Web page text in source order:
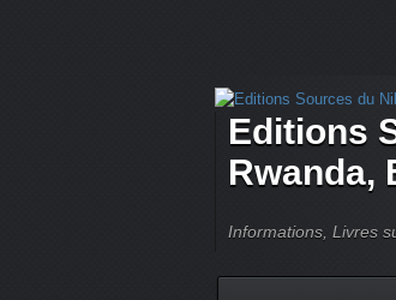
Editions
Rwanda,
Informations, Livres